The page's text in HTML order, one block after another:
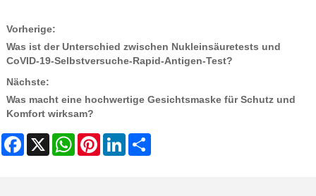
Vorherige:
Was ist der Unterschied zwischen Nukleinsäuretests und
CoVID-19-Selbstversuche-Rapid-Antigen-Test?
Nächste:
Was macht eine hochwertige Gesichtsmaske für Schutz und
Komfort wirksam?
Facebook
X WhatsAppPinterestLinkedIn